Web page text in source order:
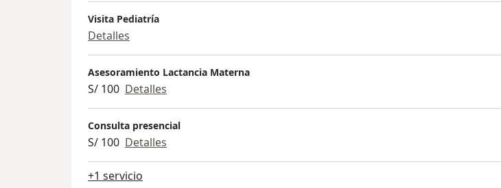
Visita Pediatría
Detalles
Asesoramiento Lactancia Materna
S/ 100 Detalles
Consulta presencial
S/ 100 Detalles
+1 servicio